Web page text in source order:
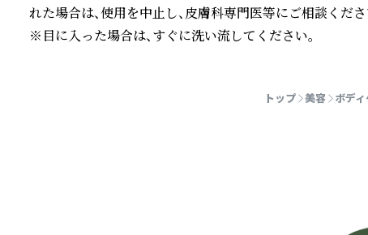
れた場合は、使用を中止し、皮膚科専門医等にご相談くださ
※目に入った場合は、すぐに洗い流してください。
トップ 美容 ボデ